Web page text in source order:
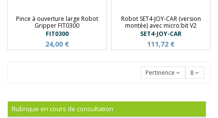
Pince à ouverture large Robot
Gripper FIT0300
FIT0300
24,00 €
Robot SET4-JOY-CAR (version
montée) avec micro:bit V2
SET4-JOY-CAR
111,72 €
Pertinence 8
Rubrique en cours de consultation